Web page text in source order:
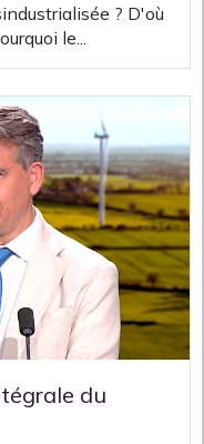
? D'où
le...
du